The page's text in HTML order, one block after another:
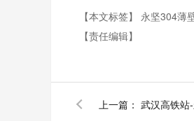
【本文标签】 永坚304薄
【责任编辑】
上一篇： 武汉高铁站